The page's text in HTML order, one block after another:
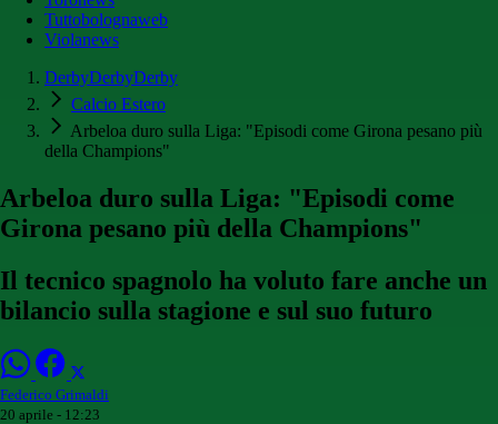
Tuttobolognaweb
Violanews
DerbyDerbyDerby
Calcio Estero
Arbeloa duro sulla Liga: "Episodi come Girona pesano più
della Champions"
Arbeloa duro sulla Liga: "Episodi come
Girona pesano più della Champions"
Il tecnico spagnolo ha voluto fare anche un
bilancio sulla stagione e sul suo futuro
Federico Grimaldi
20 aprile - 12:23